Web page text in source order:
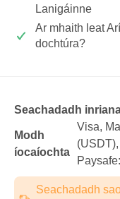
Lanigáinne
Ar mhaith leat
dochtúra?
Seachadadh
Modh
íocaíochta
Visa,
Seachadadh